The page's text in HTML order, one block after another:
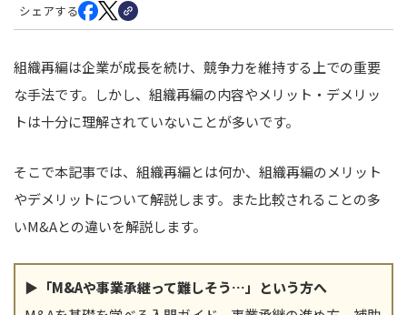
シェアする
組織再編は企業が成長を続け、競争力を維持する上での重要
な手法です。しかし、組織再編の内容やメリット・デメリッ
トは十分に理解されていないことが多いです。
そこで本記事では、組織再編とは何か、組織再編のメリット
やデメリットについて解説します。また比較されることの多
いM&Aとの違いを解説します。
▶「M&Aや事業承継って難しそう…」という方へ